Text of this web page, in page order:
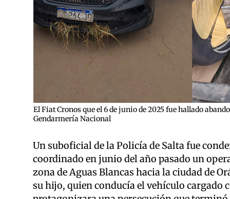
El Fiat Cronos que el 6 de junio de 2025 fue hallado
Gendarmería Nacional
Un suboficial de la Policía de Salta fue
coordinado en junio del año pasado un
zona de Aguas Blancas hacia la ciudad de
su hijo, quien conducía el vehículo cargado